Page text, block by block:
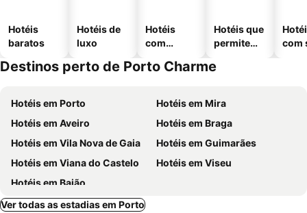
Hotéis
baratos
Hotéis de
luxo
Hotéis
com
Hotéis que
permitem
com
Destinos perto de Porto Charme
Hotéis em Porto
Hotéis em Mira
Hotéis em Aveiro
Hotéis em Braga
Hotéis em Vila Nova de Gaia
Hotéis em Guimarães
Hotéis em Viana do Castelo
Hotéis em Viseu
Hotéis em Baião
Ver todas as estadias em Porto